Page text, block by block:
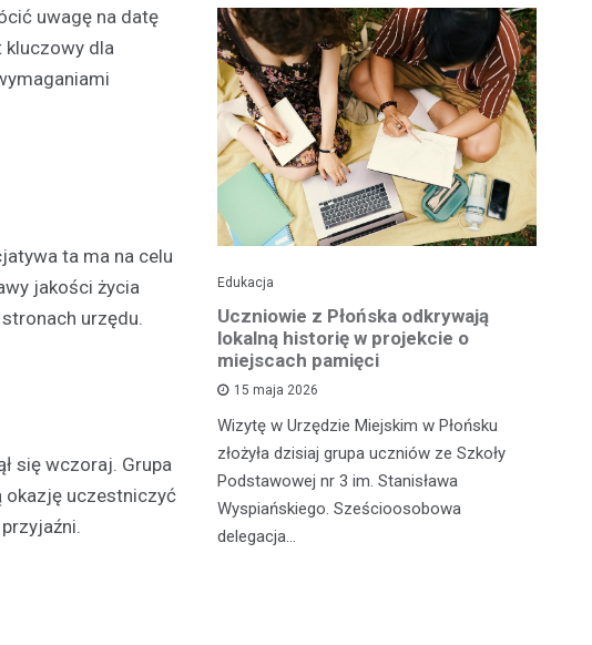
uwagę na datę
kluczowy dla
ta ma na celu
jakości życia
urzędu.
się wczoraj. Grupa
okazję uczestniczyć
pomnika
odświętną
i goście miasteczka
Edukacja
Uczniowie z Płońska odkrywają
lokalną historię w projekcie o
miejscach pamięci
15 maja 2026
Wizytę w Urzędzie Miejskim w Płońsku
złożyła dzisiaj grupa uczniów ze Szkoły
Podstawowej nr 3 im. Stanisława
Wyspiańskiego. Sześcioosobowa
delegacja…